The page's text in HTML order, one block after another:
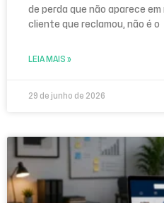
de perda que não aparece
cliente que reclamou, não é o
LEIA MAIS »
29 de junho de 2026